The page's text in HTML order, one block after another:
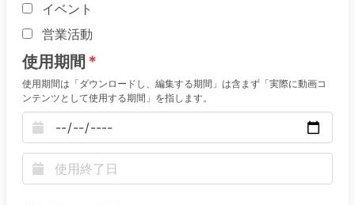
イベント
営業活動
使用期間
使用期間は「ダウンロードし、編集する期間」は含まず「実際に動画コ
ンテンツとして使用する期間」を指します。